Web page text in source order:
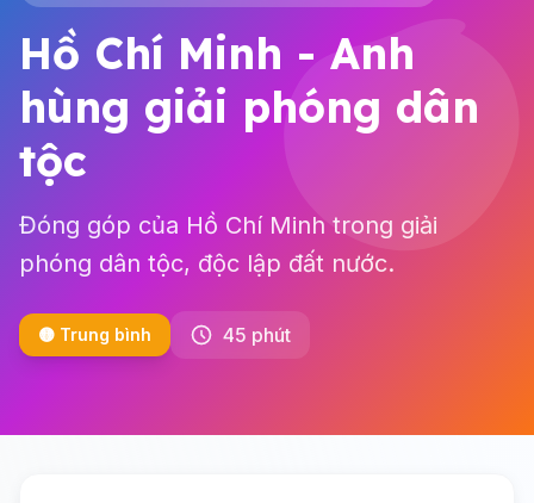
Hồ Chí Minh - Anh
hùng giải phóng dân
tộc
Đóng góp của Hồ Chí Minh trong giải
phóng dân tộc, độc lập đất nước.
🟡 Trung bình 45 phút